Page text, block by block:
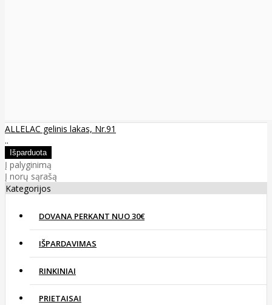
ALLELAC gelinis lakas, Nr.91
..
Į palyginimą
Į norų sąrašą
Kategorijos
DOVANA PERKANT NUO 30€
IŠPARDAVIMAS
RINKINIAI
PRIETAISAI